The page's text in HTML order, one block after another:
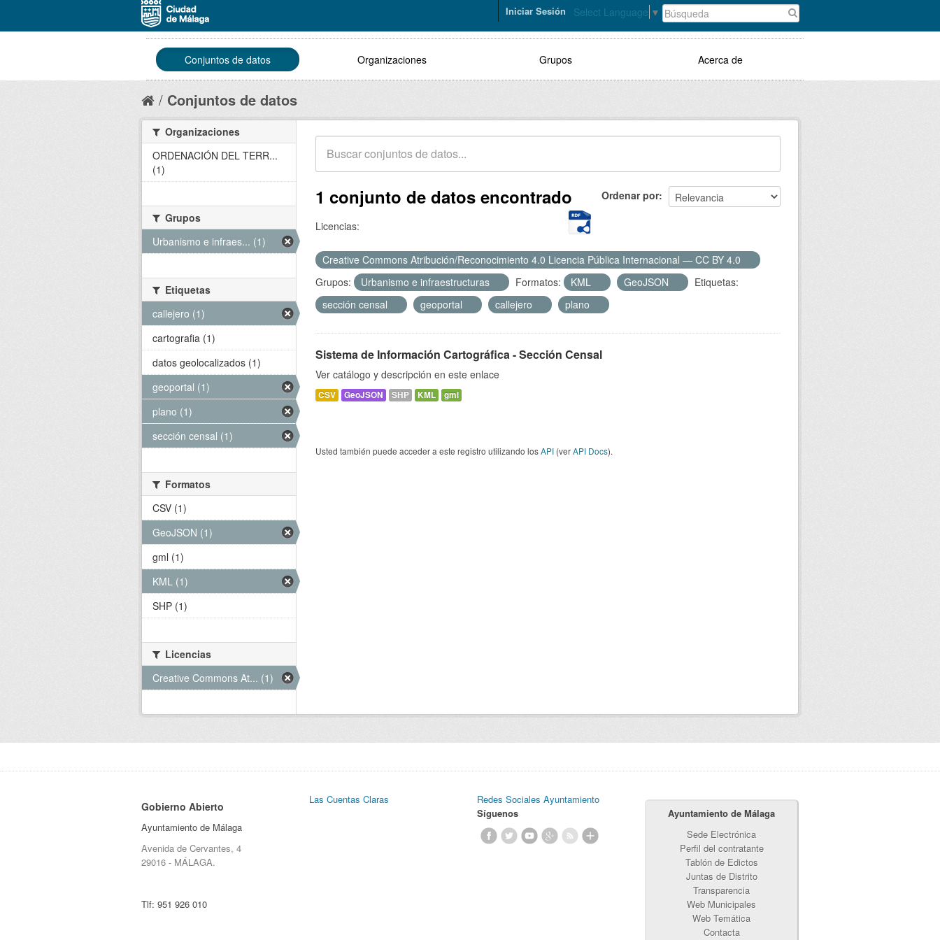
Select Language ▼
Iniciar Sesión
Conjuntos de datos Organizaciones Grupos Acerca de
Conjuntos de datos
Ordenar por
1 conjunto de datos encontrado
Licencias:
Creative Commons Atribución/Reconocimiento 4.0 Licencia Pública Internacional — CC BY 4.0
Grupos:
Urbanismo e infraestructuras Formatos: KML GeoJSON
Etiquetas:
sección censal
geoportal callejero plano
Sistema de Información Cartográfica - Sección Censal
Ver catálogo y descripción en este enlace
CSV GeoJSON SHP KML gml
Usted también puede acceder a este registro utilizando losAPI (verAPI Docs).
Organizaciones
ORDENACIÓN DEL TERR...
(1)
Grupos
Urbanismo e infraes... (1)
Etiquetas
callejero (1)
cartografia (1)
datos geolocalizados (1)
geoportal (1)
plano (1)
sección censal (1)
Formatos
CSV (1)
GeoJSON (1)
gml (1)
KML (1)
SHP (1)
Licencias
Creative Commons At... (1)
Gobierno Abierto
Ayuntamiento de Málaga
Avenida de Cervantes, 4
29016 - MÁLAGA.
Tlf: 951 926 010
Las Cuentas Claras
Redes Sociales Ayuntamiento
Síguenos
Ayuntamiento de Málaga
Sede Electrónica
Perfil del contratante
Tablón de Edictos
Juntas de Distrito
Transparencia
Web Municipales
Web Temática
Contacta